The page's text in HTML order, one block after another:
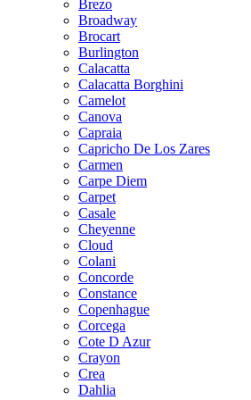
Brezo
Broadway
Brocart
Burlington
Calacatta
Calacatta Borghini
Camelot
Canova
Capraia
Capricho De Los Zares
Carmen
Carpe Diem
Carpet
Casale
Cheyenne
Cloud
Colani
Concorde
Constance
Copenhague
Corcega
Cote D Azur
Crayon
Crea
Dahlia